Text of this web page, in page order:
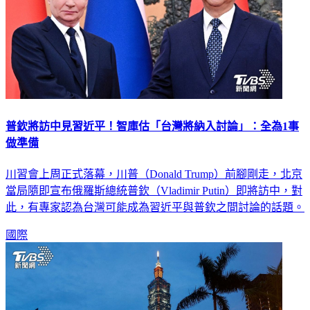
普欽將訪中見習近平！智庫估「台灣將納入討論」：全為1事
做準備
川習會上周正式落幕，川普（Donald Trump）前腳剛走，北京
當局隨即宣布俄羅斯總統普欽（Vladimir Putin）即將訪中，對
此，有專家認為台灣可能成為習近平與普欽之間討論的話題。
國際